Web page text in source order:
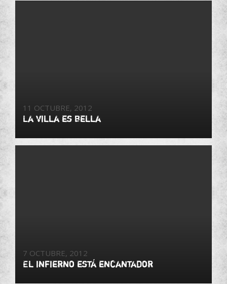
11 OCTUBRE, 2012
La villa es bella
7 OCTUBRE, 2012
El infierno está encantador